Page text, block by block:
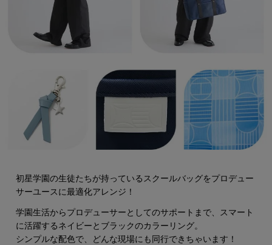
初星学園の生徒たちが持っているスクールバッグをプロデュー
サーユースに最適化アレンジ！
学園生活からプロデューサーとしてのサポートまで、スマート
に活躍するネイビーとブラックのカラーリング。
シンプルな配色で、どんな現場にも同行できちゃいます！